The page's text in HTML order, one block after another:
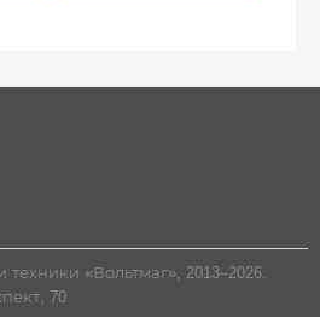
«Вольтмаг», 2013–2026.
70